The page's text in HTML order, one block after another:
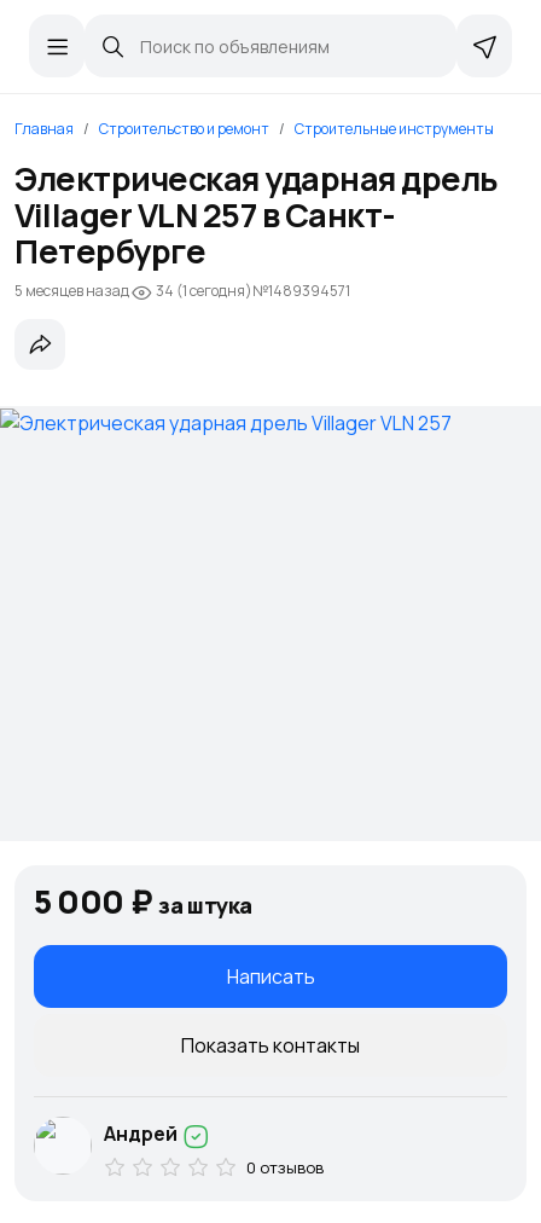
Главная Строительство и ремонт Строительные инструменты
Электрическая ударная дрель
Villager VLN 257 в Санкт-
Петербурге
5 месяцев назад 34 (1 сегодня)№1489394571
5 000 ₽ за штука
Написать
Показать контакты
Андрей
0 отзывов